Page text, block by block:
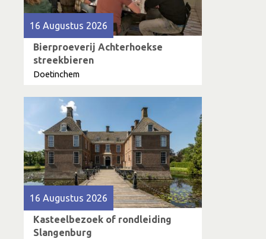
16 Augustus 2026
Bierproeverij Achterhoekse
streekbieren
Doetinchem
16 Augustus 2026
Kasteelbezoek of rondleiding
Slangenburg